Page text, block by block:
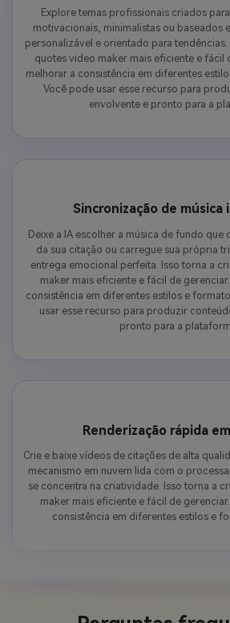
Explore temas profissionais criados
motivacionais, minimalistas ou baseados
personalizável e orientado para
quotes video maker mais eficiente e fácil
melhorar a consistência em diferentes
Você pode usar esse recurso para
envolvente e pronto para a
Sincronização de música
Deixe a IA escolher a música de fundo
da sua citação ou carregue sua própria
entrega emocional perfeita. Isso torna a
maker mais eficiente e fácil de
consistência em diferentes estilos e
usar esse recurso para produzir
pronto para a
Renderização rápida
Crie e baixe vídeos de citações de alta
mecanismo em nuvem lida com o
se concentra na criatividade. Isso torna a
maker mais eficiente e fácil de
consistência em diferentes estilos e